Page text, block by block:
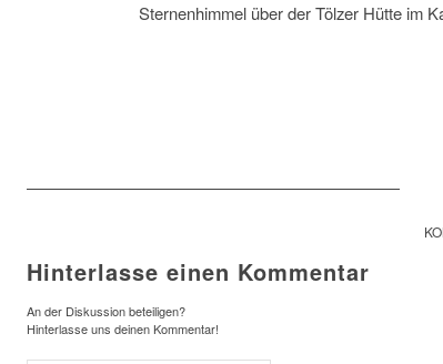
Sternenhimmel über der Tölzer Hütte im
Hinterlasse einen Kommentar
An der Diskussion beteiligen?
Hinterlasse uns deinen Kommentar!